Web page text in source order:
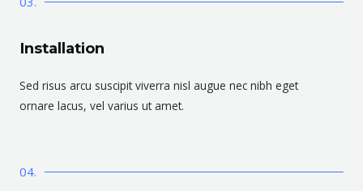
Installation
Sed risus arcu suscipit viverra nisl augue nec nibh eget
ornare lacus, vel varius ut amet.
04.